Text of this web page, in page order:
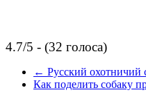
4.7/5 - (32 голоса)
← Русский охотничий
Как поделить собаку